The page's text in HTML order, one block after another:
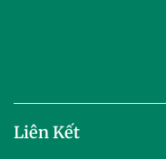
Liên Kết